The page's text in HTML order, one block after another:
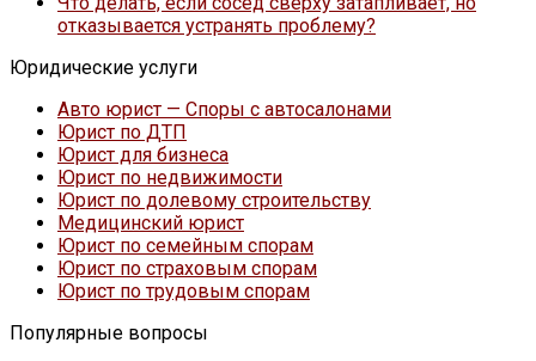
отказывается устранять проблему?
Юридические услуги
Авто юрист — Споры с автосалонами
Юрист по ДТП
Юрист для бизнеса
Юрист по недвижимости
Юрист по долевому строительству
Медицинский юрист
Юрист по семейным спорам
Юрист по страховым спорам
Юрист по трудовым спорам
Популярные вопросы